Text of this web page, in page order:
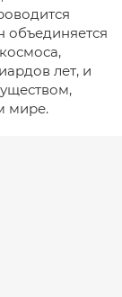
лет, и
мире.